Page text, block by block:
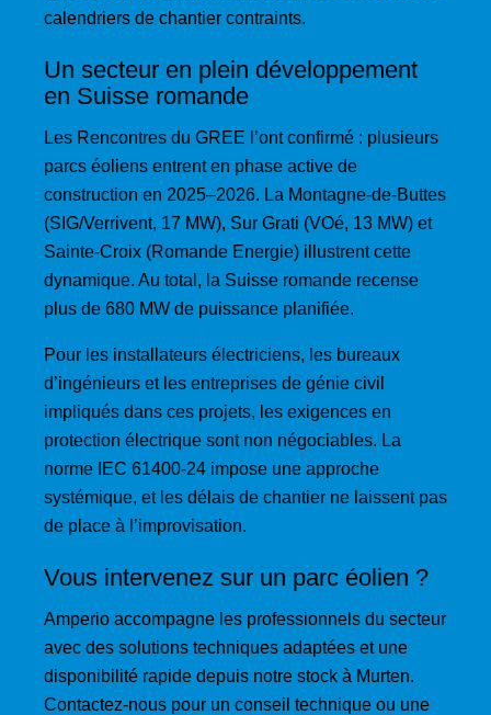
calendriers de chantier contraints.
Un secteur en plein développement
en Suisse romande
Les Rencontres du GREE l’ont confirmé : plusieurs
parcs éoliens entrent en phase active de
construction en 2025–2026. La Montagne-de-Buttes
(SIG/Verrivent, 17 MW), Sur Grati (VOé, 13 MW) et
Sainte-Croix (Romande Energie) illustrent cette
dynamique. Au total, la Suisse romande recense
plus de 680 MW de puissance planifiée.
Pour les installateurs électriciens, les bureaux
d’ingénieurs et les entreprises de génie civil
impliqués dans ces projets, les exigences en
protection électrique sont non négociables. La
norme IEC 61400-24 impose une approche
systémique, et les délais de chantier ne laissent pas
de place à l’improvisation.
Vous intervenez sur un parc éolien ?
Amperio accompagne les professionnels du secteur
avec des solutions techniques adaptées et une
disponibilité rapide depuis notre stock à Murten.
Contactez-nous pour un conseil technique ou une